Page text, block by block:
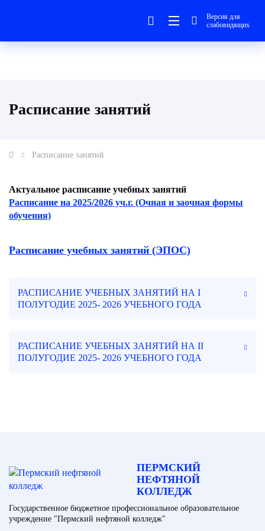
Версия для
слабовидящих
Расписание занятий
Расписание занятий
Актуальное расписание учебных занятий
Расписание на 2025/2026 уч.г. (Очная и заочная формы
обучения)
Расписание учебных занятий (ЭПОС)
РАСПИСАНИЕ УЧЕБНЫХ ЗАНЯТИЙ НА І
ПОЛУГОДИЕ 2025- 2026 УЧЕБНОГО ГОДА
РАСПИСАНИЕ УЧЕБНЫХ ЗАНЯТИЙ НА ІІ
ПОЛУГОДИЕ 2025- 2026 УЧЕБНОГО ГОДА
ПЕРМСКИЙ
НЕФТЯНОЙ
КОЛЛЕДЖ
Государственное бюджетное профессиональное образовательное
учреждение "Пермский нефтяной колледж"